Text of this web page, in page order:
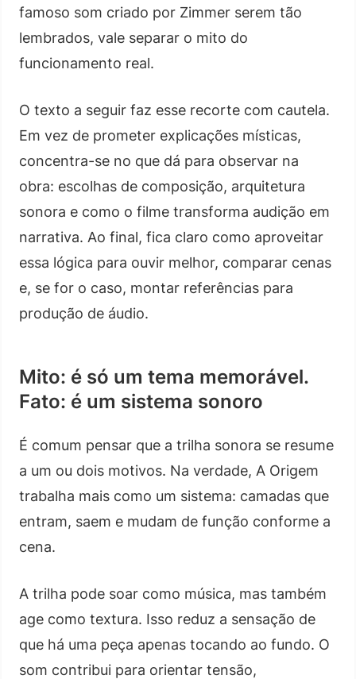
famoso som criado por Zimmer serem tão
lembrados, vale separar o mito do
funcionamento real.
O texto a seguir faz esse recorte com cautela.
Em vez de prometer explicações místicas,
concentra-se no que dá para observar na
obra: escolhas de composição, arquitetura
sonora e como o filme transforma audição em
narrativa. Ao final, fica claro como aproveitar
essa lógica para ouvir melhor, comparar cenas
e, se for o caso, montar referências para
produção de áudio.
Mito: é só um tema memorável.
Fato: é um sistema sonoro
É comum pensar que a trilha sonora se resume
a um ou dois motivos. Na verdade, A Origem
trabalha mais como um sistema: camadas que
entram, saem e mudam de função conforme a
cena.
A trilha pode soar como música, mas também
age como textura. Isso reduz a sensação de
que há uma peça apenas tocando ao fundo. O
som contribui para orientar tensão,